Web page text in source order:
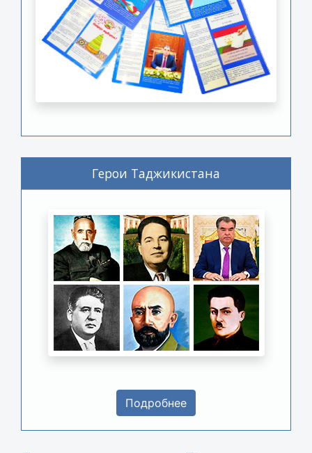
Герои Таджикистана
Подробнее